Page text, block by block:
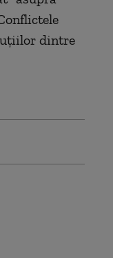
dintre